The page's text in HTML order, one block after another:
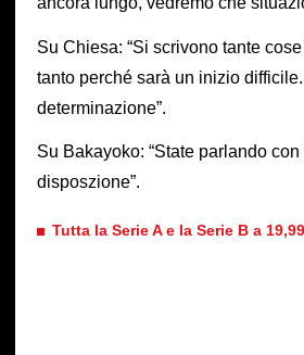
Su Chiesa: “Si scrivono tante
tanto perché sarà un inizio
determinazione”.
Su Bakayoko: “State parlando
disposzione”.
Tutta la Serie A e la Serie B a